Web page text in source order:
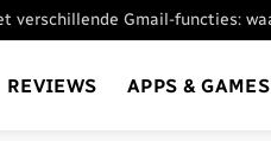
REVIEWS APPS & GAMES